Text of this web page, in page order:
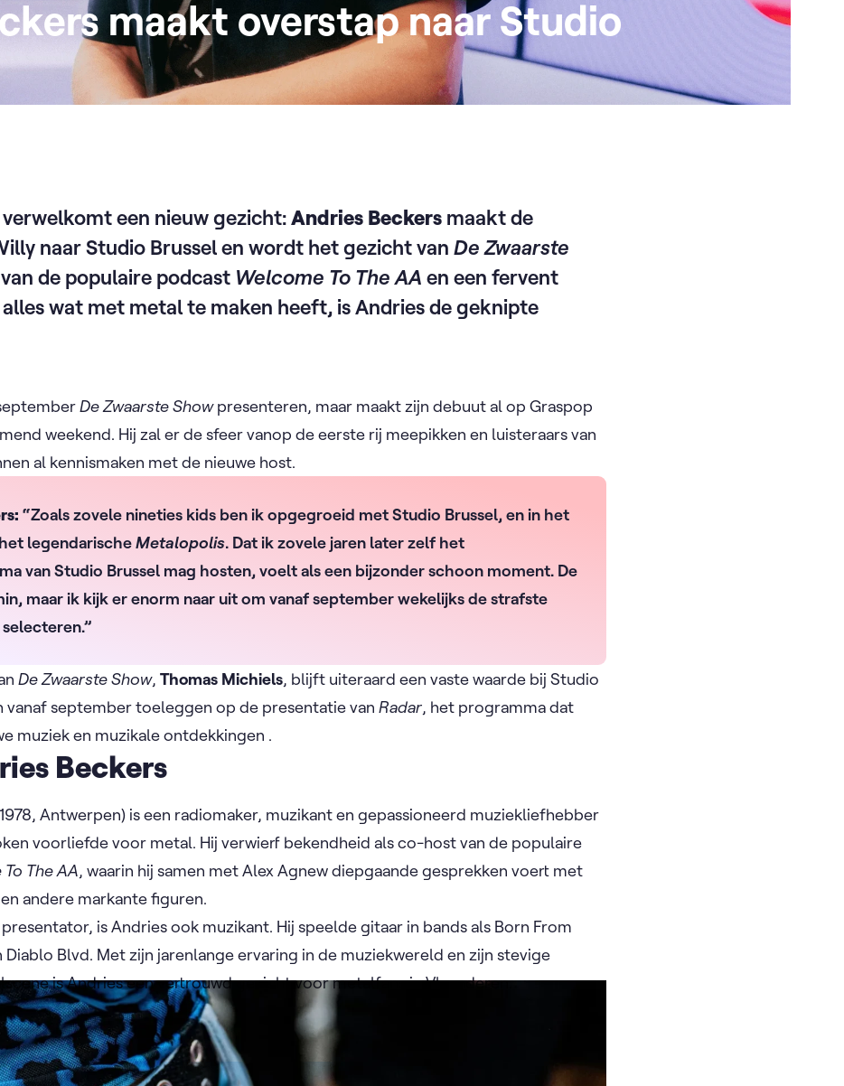
maakt overstap naar Studio
een nieuw gezicht:Andries Beckers maakt de
naar Studio Brussel en wordt het gezicht vanDe Zwaarste
de populaire podcast Welcome To The AA en een fervent
wat met metal te maken heeft, is Andries de geknipte
De Zwaarste Showpresenteren, maar maakt zijn debuut al op Graspop
weekend. Hij zal er de sfeer vanop de eerste rij meepikken en luisteraars van
al kennismaken met de nieuwe host.
“Zoals zovele nineties kids ben ik opgegroeid met Studio Brussel, en in het
legendarischeMetalopolis. Dat ik zovele jaren later zelf het
van Studio Brussel mag hosten, voelt als een bijzonder schoon moment. De
maar ik kijk er enorm naar uit om vanaf september wekelijks de strafste
De Zwaarste Show,Thomas Michiels, blijft uiteraard een vaste waarde bij Studio
vanaf september toeleggen op de presentatie vanRadar, het programma dat
muziek en muzikale ontdekkingen .
Beckers
Antwerpen) is een radiomaker, muzikant en gepassioneerd muziekliefhebber
voorliefde voor metal. Hij verwierf bekendheid als co-host van de populaire
The AA, waarin hij samen met Alex Agnew diepgaande gesprekken voert met
andere markante figuren.
is Andries ook muzikant. Hij speelde gitaar in bands als Born From
Diablo Blvd. Met zijn jarenlange ervaring in de muziekwereld en zijn stevige
is Andries een vertrouwd gezicht voor metalfans in Vlaanderen.